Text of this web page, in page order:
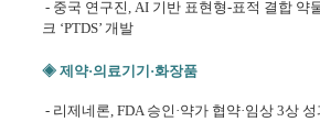
- 중국 연구진, AI 기반 표현형-표적 결합 약
크 ‘PTDS’ 개발
◈ 제약·의료기기·화장품
- 리제네론, FDA 승인·약가 협약·임상 3상